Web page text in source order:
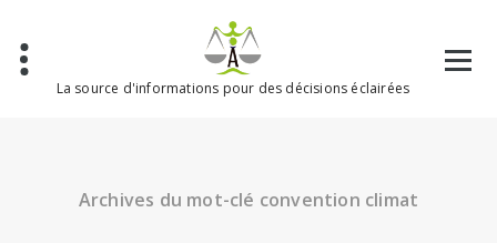
contenu
La source d'informations pour des décisions éclairées
Archives du mot-clé convention climat